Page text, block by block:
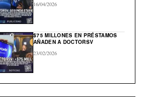
16/04/2026
$75 MILLONES EN PRÉSTAMOS
AÑADEN A DOCTORSV
23/02/2026